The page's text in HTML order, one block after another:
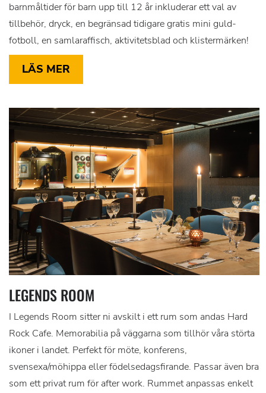
barnmåltider för barn upp till 12 år inkluderar ett val av
tillbehör, dryck, en begränsad tidigare gratis mini guld-
fotboll, en samlaraffisch, aktivitetsblad och klistermärken!
LÄS MER
LEGENDS ROOM
I Legends Room sitter ni avskilt i ett rum som andas Hard
Rock Cafe. Memorabilia på väggarna som tillhör våra störta
ikoner i landet. Perfekt för möte, konferens,
svensexa/möhippa eller födelsedagsfirande. Passar även bra
som ett privat rum för after work. Rummet anpassas enkelt